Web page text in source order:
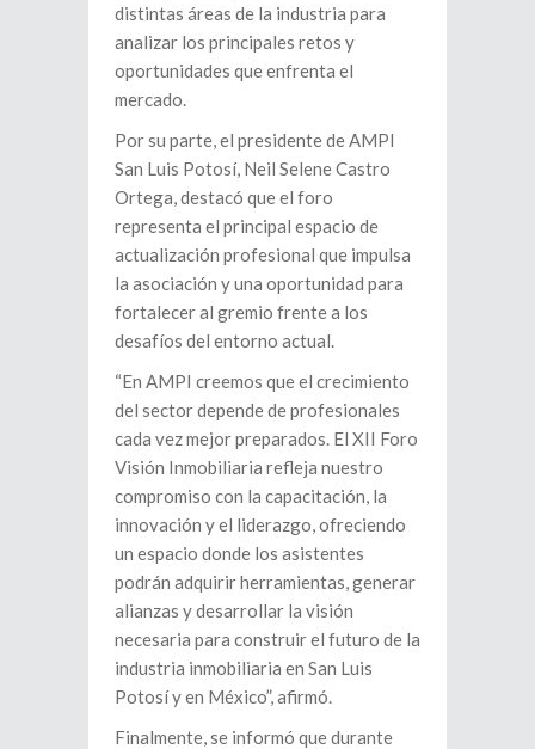
distintas áreas de la industria para
analizar los principales retos y
oportunidades que enfrenta el
mercado.
Por su parte, el presidente de AMPI
San Luis Potosí, Neil Selene Castro
Ortega, destacó que el foro
representa el principal espacio de
actualización profesional que impulsa
la asociación y una oportunidad para
fortalecer al gremio frente a los
desafíos del entorno actual.
“En AMPI creemos que el crecimiento
del sector depende de profesionales
cada vez mejor preparados. El XII Foro
Visión Inmobiliaria refleja nuestro
compromiso con la capacitación, la
innovación y el liderazgo, ofreciendo
un espacio donde los asistentes
podrán adquirir herramientas, generar
alianzas y desarrollar la visión
necesaria para construir el futuro de la
industria inmobiliaria en San Luis
Potosí y en México”, afirmó.
Finalmente, se informó que durante